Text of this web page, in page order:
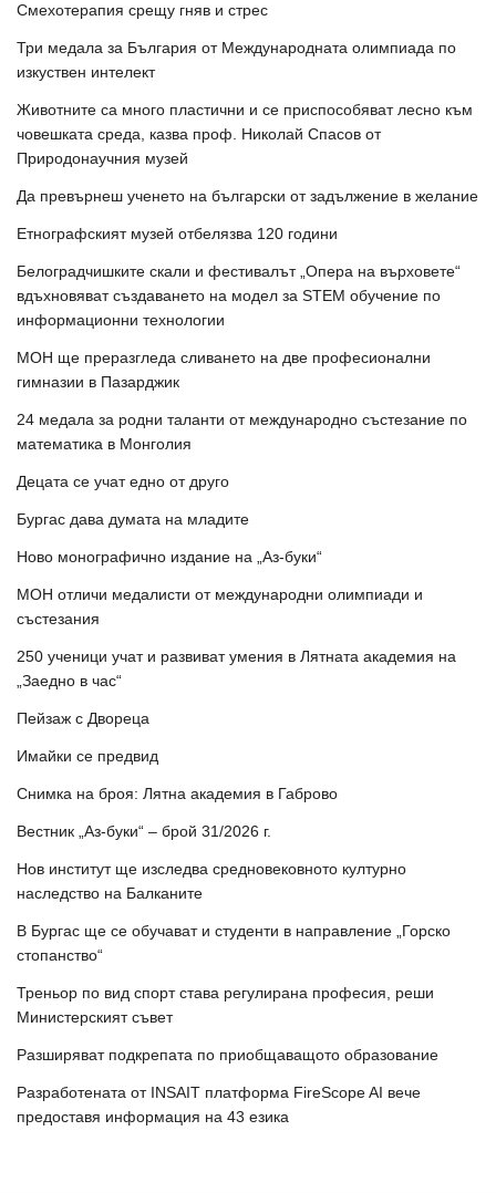
Смехотерапия срещу гняв и стрес
Три медала за България от Международната олимпиада по
изкуствен интелект
Животните са много пластични и се приспособяват лесно към
човешката среда, казва проф. Николай Спасов от
Природонаучния музей
Да превърнеш ученето на български от задължение в желание
Етнографският музей отбелязва 120 години
Белоградчишките скали и фестивалът „Опера на върховете“
вдъхновяват създаването на модел за STEM обучение по
информационни технологии
МОН ще преразгледа сливането на две професионални
гимназии в Пазарджик
24 медала за родни таланти от международно състезание по
математика в Монголия
Децата се учат едно от друго
Бургас дава думата на младите
Ново монографично издание на „Аз-буки“
МОН отличи медалисти от международни олимпиади и
състезания
250 ученици учат и развиват умения в Лятната академия на
„Заедно в час“
Пейзаж с Двореца
Имайки се предвид
Снимка на броя: Лятна академия в Габрово
Вестник „Аз-буки“ – брой 31/2026 г.
Нов институт ще изследва средновековното културно
наследство на Балканите
В Бургас ще се обучават и студенти в направление „Горско
стопанство“
Треньор по вид спорт става регулирана професия, реши
Министерският съвет
Разширяват подкрепата по приобщаващото образование
Разработената от INSAIT платформа FireScope AI вече
предоставя информация на 43 езика